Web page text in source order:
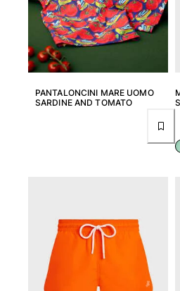
PANTALONCINI MARE UOMO
SARDINE AND TOMATO